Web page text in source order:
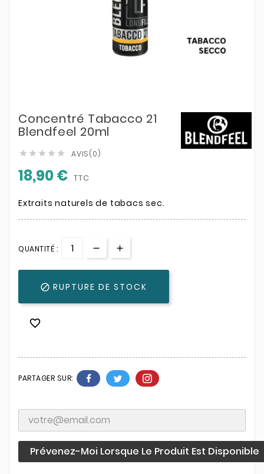
Concentré Tabacco 21
Blendfeel 20ml
     AVIS(0)
18,90 € TTC
Extraits naturels de tabacs sec.
QUANTITÉ :
 RUPTURE DE STOCK

PARTAGER SUR:
Prévenez-Moi Lorsque Le Produit Est Disponible